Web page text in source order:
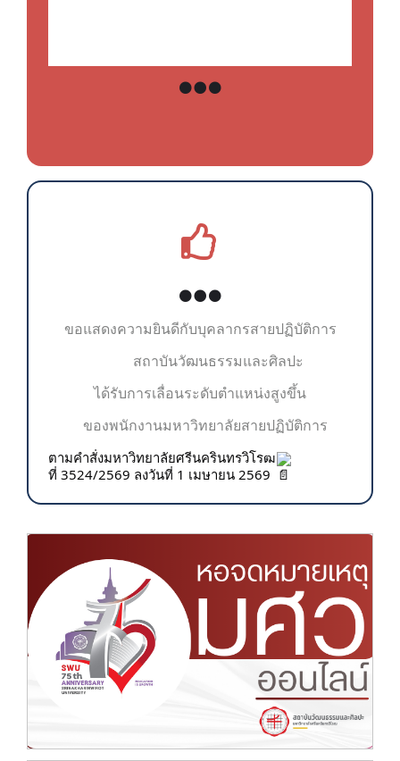
ขอแสดงความยินดีกับบุคลากรสายปฏิบัติการ
สถาบันวัฒนธรรมและศิลปะ
ได้รับการเลื่อนระดับตำแหน่งสูงขึ้น
ของพนักงานมหาวิทยาลัยสายปฏิบัติการ
ตามคำสั่งมหาวิทยาลัยศรีนครินทรวิโรฒ
ที่ 3524/2569 ลงวันที่ 1 เมษายน 2569